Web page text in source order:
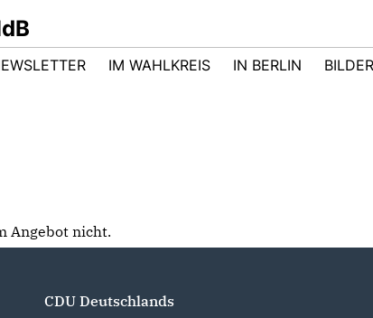
IM WAHLKREIS IN BERLIN BILDER
Angebot nicht.
CDU Deutschlands